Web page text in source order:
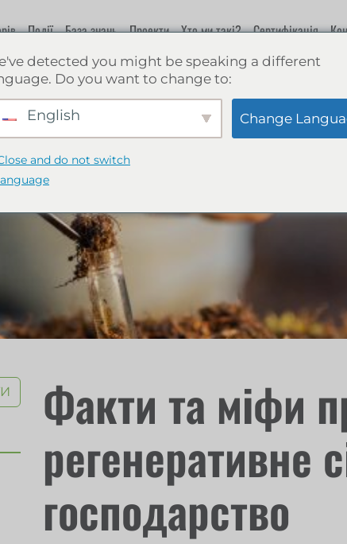
Події База знань Проекти Хто ми такі? Сертифікація
Факти та міфи
регенеративне
господарство
detected you might be speaking a different
Do you want to change to:
English Change
and do not switch